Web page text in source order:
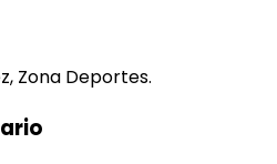
Zona Deportes.